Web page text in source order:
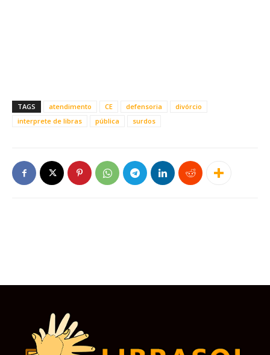
TAGS atendimento CE defensoria
divórcio
interprete de libras
pública surdos
Este site usa cookies para garantir que você
obtenha a melhor experiência em nosso site.